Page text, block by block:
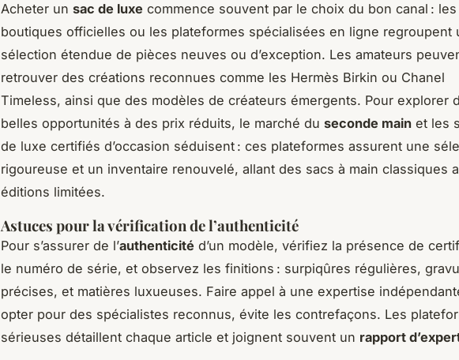
Acheter un sac de luxe commence souvent par le choix du bon canal : les
boutiques officielles ou les plateformes spécialisées en ligne regroupent
sélection étendue de pièces neuves ou d’exception. Les amateurs
retrouver des créations reconnues comme les Hermès Birkin ou Chanel
Timeless, ainsi que des modèles de créateurs émergents. Pour explorer
belles opportunités à des prix réduits, le marché du seconde main et les
de luxe certifiés d’occasion séduisent : ces plateformes assurent une
rigoureuse et un inventaire renouvelé, allant des sacs à main classiques
éditions limitées.
Astuces pour la vérification de l’authenticité
Pour s’assurer de l’authenticité d’un modèle, vérifiez la présence de
le numéro de série, et observez les finitions : surpiqûres régulières,
précises, et matières luxueuses. Faire appel à une expertise
opter pour des spécialistes reconnus, évite les contrefaçons. Les
sérieuses détaillent chaque article et joignent souvent un rapport